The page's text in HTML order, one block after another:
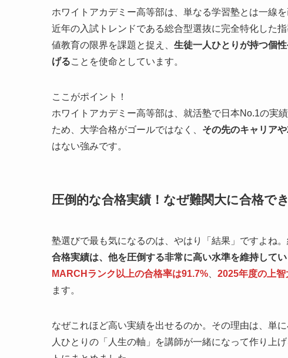
ホワイトアカデミー高等部は、単なる学習塾とは一線
近年の入試トレンドである総合型選抜に完全特化した
値教育の限界を課題と捉え、 生徒一人ひとりが持つ個
げることを使命としています。
ここがポイント！
ホワイトアカデミー高等部は、就活塾で日本No.1の実
ため、大学合格がゴールではなく、 その先のキャリア
はない強みです。
圧倒的な合格実績！なぜ難関大に合格で
塾選びで最も気になるのは、やはり「結果」ですよね。
合格実績は、他を圧倒する非常に高い水準を維持してい
MARCHランク以上の合格率は91.7%
2025年度の上
ます。
なぜこれほど高い実績を出せるのか。その理由は、単
人ひとりの「人生の軸」を講師が一緒になって作り上